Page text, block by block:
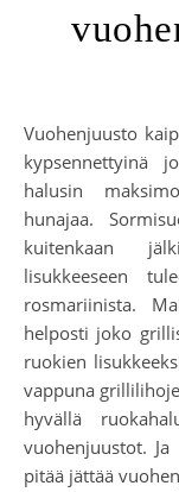
Vuohenjuusto kaipaa rinnalleen makeutta. Porkkanat ovat
kypsennettyinä
halusin
hunajaa.
kuitenkaan
lisukkeeseen
rosmariinista.
helposti joko
ruokien
vappuna
hyvällä
vuohenjuustot.
pitää jättää